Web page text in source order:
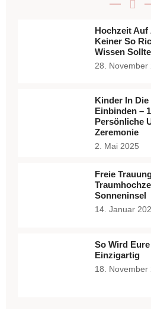
Hochzeit Auf
Keiner So
Wissen
28. November
Kinder In
Einbinden –
Persönliche
Zeremonie
2. Mai 2025
Freie
Sonneninsel
14. Januar
So Wird
Einzigartig
18. November